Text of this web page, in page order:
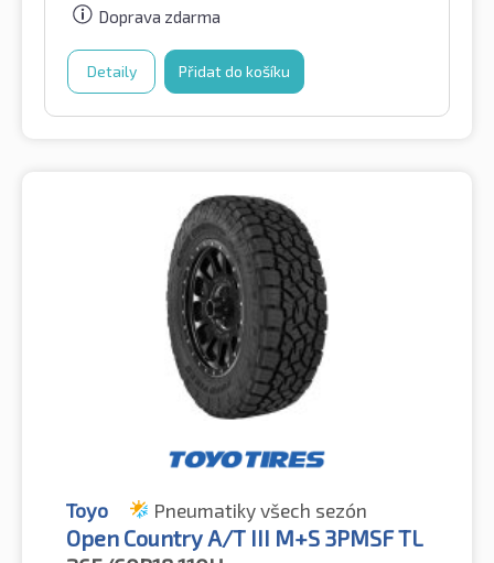
Doprava zdarma
Detaily Přidat do košíku
Toyo Pneumatiky všech sezón
Open Country A/T III M+S 3PMSF TL